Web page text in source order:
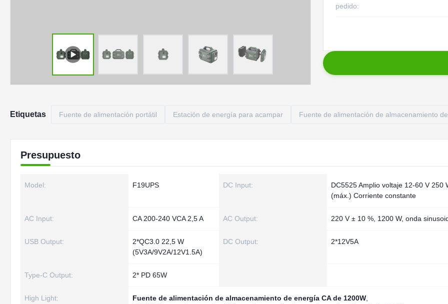
pedido:
Etiquetas Fuente de alimentación portátil Estación de energía para acampar Fuente de alimentación de almacenamiento
Presupuesto
Model: F19UPS DC Input:
DC5525 Amplio voltaje 12-60 V 250
(máx.) Corriente constante
AC Input: CA 200-240 VCA 2,5 A AC Output: 220 V ± 10 %, 1200 W, onda
USB Output:
2*QC3.0 22,5 W
(5V3A/9V2A/12V1.5A)
DC Output: 2*12V5A
Type-C Output: 2* PD 65W
High Light: Fuente de alimentación de almacenamiento de energía CA de 1200W